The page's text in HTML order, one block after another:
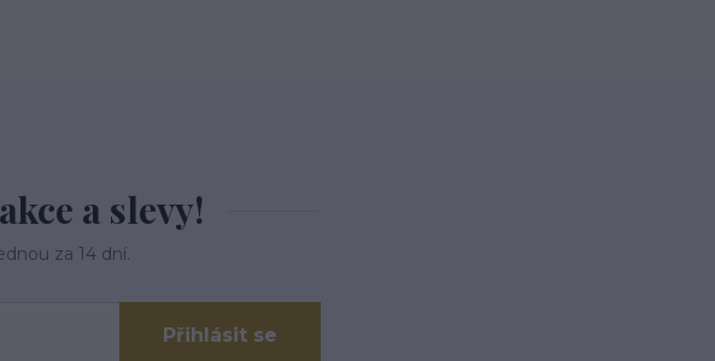
a slevy!
za 14 dní.
Přihlásit se